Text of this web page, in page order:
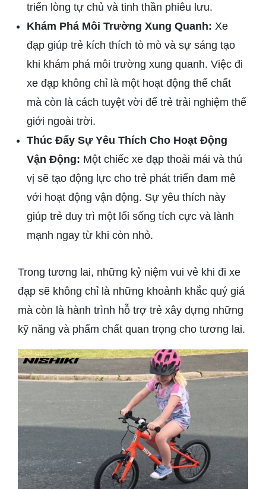
triển lòng tự chủ và tinh thần phiêu lưu.
Khám Phá Môi Trường Xung Quanh: Xe
đạp giúp trẻ kích thích tò mò và sự sáng tạo
khi khám phá môi trường xung quanh. Việc đi
xe đạp không chỉ là một hoạt động thể chất
mà còn là cách tuyệt vời để trẻ trải nghiệm thế
giới ngoài trời.
Thúc Đẩy Sự Yêu Thích Cho Hoạt Động
Vận Động: Một chiếc xe đạp thoải mái và thú
vị sẽ tạo động lực cho trẻ phát triển đam mê
với hoạt động vận động. Sự yêu thích này
giúp trẻ duy trì một lối sống tích cực và lành
mạnh ngay từ khi còn nhỏ.
Trong tương lai, những kỷ niệm vui vẻ khi đi xe
đạp sẽ không chỉ là những khoảnh khắc quý giá
mà còn là hành trình hỗ trợ trẻ xây dựng những
kỹ năng và phẩm chất quan trọng cho tương lai.